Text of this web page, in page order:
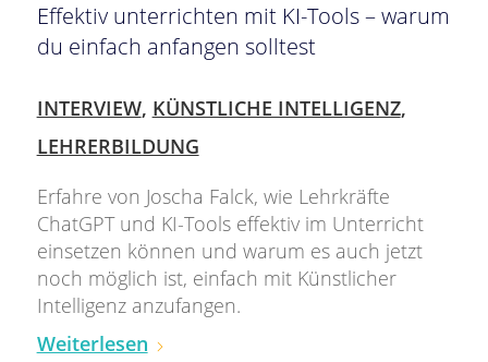
Effektiv unterrichten mit KI-Tools – warum
du einfach anfangen solltest
INTERVIEW, KÜNSTLICHE INTELLIGENZ,
LEHRERBILDUNG
Erfahre von Joscha Falck, wie Lehrkräfte
ChatGPT und KI-Tools effektiv im Unterricht
einsetzen können und warum es auch jetzt
noch möglich ist, einfach mit Künstlicher
Intelligenz anzufangen.
Weiterlesen